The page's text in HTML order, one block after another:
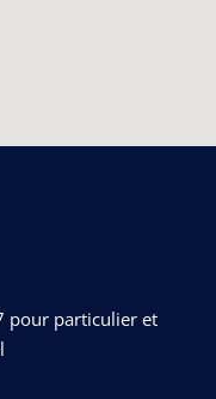
pour particulier et